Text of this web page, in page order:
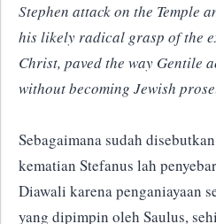
Stephen attack on the Temple
his likely radical grasp of the
Christ, paved the way Gentile
without becoming Jewish
Sebagaimana sudah
kematian Stefanus lah
Diawali karena penganiayaan
yang dipimpin oleh Saulus,